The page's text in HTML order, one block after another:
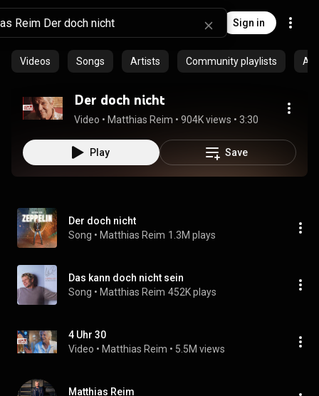
Sign in
Videos Songs Artists Community playlists
Der doch nicht
Video • Matthias Reim • 904K views • 3:30
Play Save
Der doch nicht
Song • Matthias Reim 1.3M plays
Das kann doch nicht sein
Song • Matthias Reim 452K plays
4 Uhr 30
Video • Matthias Reim • 5.5M views
Matthias Reim